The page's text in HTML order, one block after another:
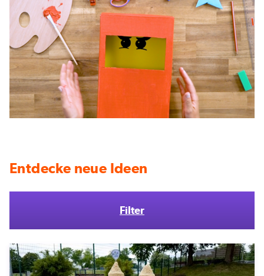
Entdecke neue Ideen
Filter